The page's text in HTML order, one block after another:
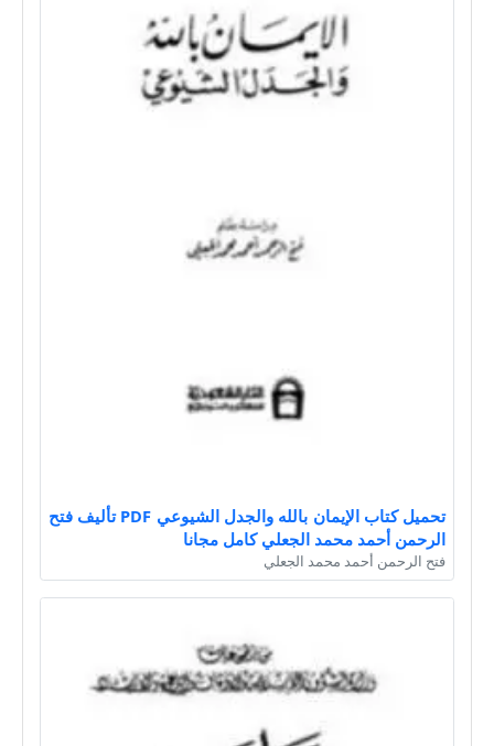
تحميل كتاب الإيمان بالله والجدل الشيوعي PDF تأليف فتح
الرحمن أحمد محمد الجعلي كامل مجانا
فتح الرحمن أحمد محمد الجعلي